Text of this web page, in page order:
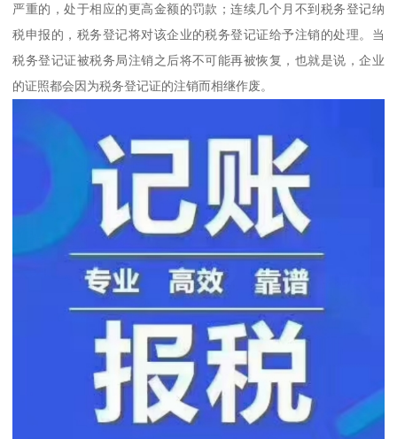
严重的，处于相应的更高金额的罚款；连续几个月不到税务登记纳
税申报的，税务登记将对该企业的税务登记证给予注销的处理。当
税务登记证被税务局注销之后将不可能再被恢复，也就是说，企业
的证照都会因为税务登记证的注销而相继作废。